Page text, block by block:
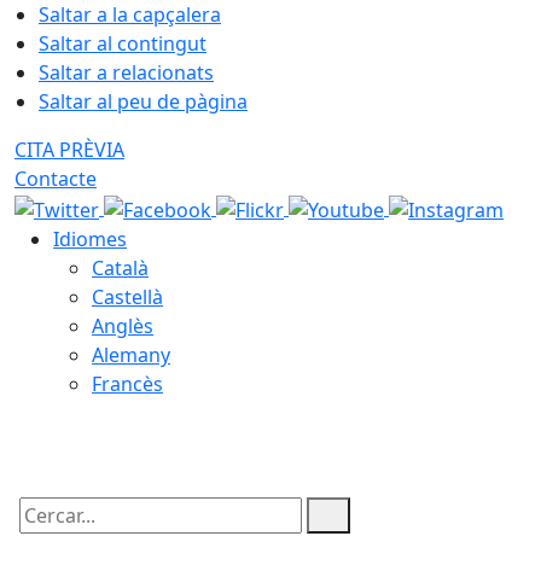
Saltar a la capçalera
Saltar al contingut
Saltar a relacionats
Saltar al peu de pàgina
CITA PRÈVIA
Contacte
Idiomes
Català
Castellà
Anglès
Alemany
Francès
Cercar: